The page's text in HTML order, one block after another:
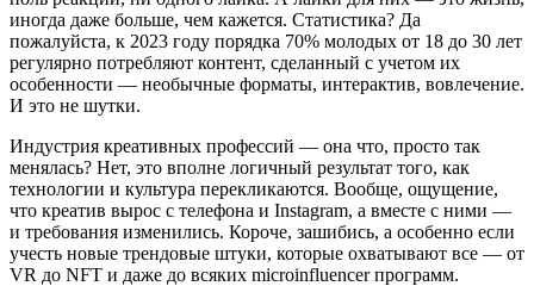
иногда даже больше, чем кажется. Статистика? Да
пожалуйста, к 2023 году порядка 70% молодых от 18 до 30 лет
регулярно потребляют контент, сделанный с учетом их
особенности — необычные форматы, интерактив, вовлечение.
И это не шутки.
Индустрия креативных профессий — она что, просто так
менялась? Нет, это вполне логичный результат того, как
технологии и культура перекликаются. Вообще, ощущение,
что креатив вырос с телефона и Instagram, а вместе с ними —
и требования изменились. Короче, зашибись, а особенно если
учесть новые трендовые штуки, которые охватывают все — от
VR до NFT и даже до всяких microinfluencer программ.